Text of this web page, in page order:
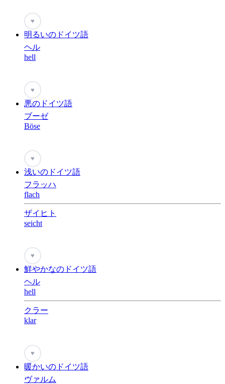
♥
明るいのドイツ語
ヘル
hell
♥
悪のドイツ語
ブーゼ
Böse
♥
浅いのドイツ語
フラッハ
flach
ザイヒト
seicht
♥
鮮やかなのドイツ語
ヘル
hell
クラー
klar
♥
暖かいのドイツ語
ヴァルム